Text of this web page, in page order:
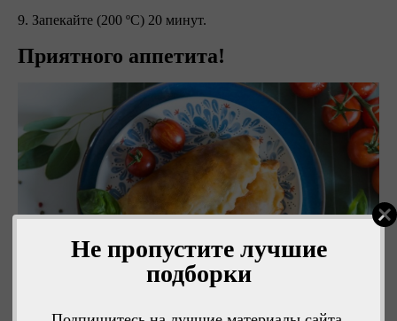
Не пропустите лучшие
подборки
9. Запекайте (200 ºC) 20 минут.
Приятного аппетита!